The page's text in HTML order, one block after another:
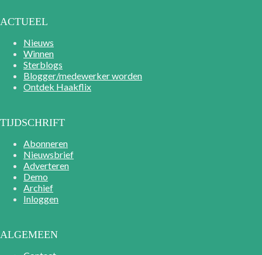
ACTUEEL
Nieuws
Winnen
Sterblogs
Blogger/medewerker worden
Ontdek Haakflix
TIJDSCHRIFT
Abonneren
Nieuwsbrief
Adverteren
Demo
Archief
Inloggen
ALGEMEEN